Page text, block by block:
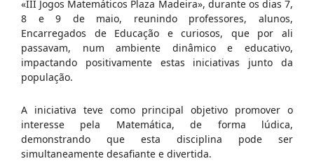
«III Jogos Matemáticos Plaza Madeira», durante os dias 7,
8 e 9 de maio, reunindo professores, alunos,
Encarregados de Educação e curiosos, que por ali
passavam, num ambiente dinâmico e educativo,
impactando positivamente estas iniciativas junto da
população.
A iniciativa teve como principal objetivo promover o
interesse pela Matemática, de forma lúdica,
demonstrando que esta disciplina pode ser
simultaneamente desafiante e divertida.